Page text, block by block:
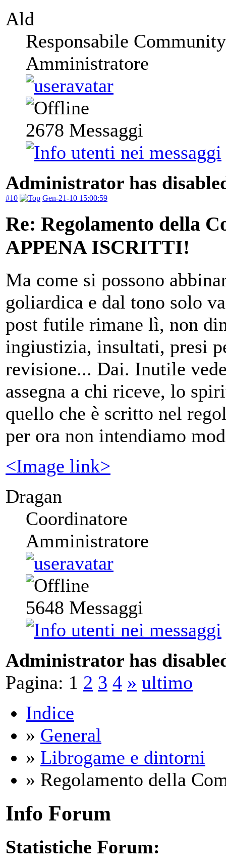
Ald
Responsabile Community
Amministratore
2678 Messaggi
Administrator has
#10 Gen-21-10 15:00:59
Re: Regolamento della
APPENA ISCRITTI!
Ma come si possono
goliardica e dal tono solo
post futile rimane lì, non
ingiustizia, insultati, presi
revisione... Dai. Inutile
assegna a chi riceve, lo
quello che è scritto nel
per ora non intendiamo
<Image link>
Dragan
Coordinatore
Amministratore
5648 Messaggi
Administrator has
Pagina: 1 2 3 4 » ultimo
Indice
» General
» Librogame e dintorni
» Regolamento della
Info Forum
Statistiche Forum: